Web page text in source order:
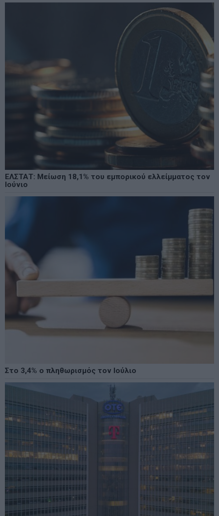
ΕΛΣΤΑΤ: Μείωση 18,1% του εμπορικού ελλείμματος τον
Ιούνιο
Στο 3,4% ο πληθωρισμός τον Ιούλιο